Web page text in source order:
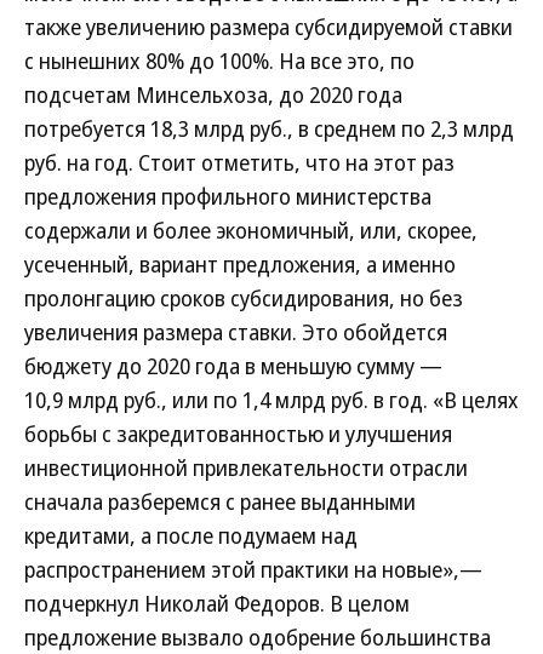
также увеличению размера субсидируемой ставки
с нынешних 80% до 100%. На все это, по
подсчетам Минсельхоза, до 2020 года
потребуется 18,3 млрд руб., в среднем по 2,3 млрд
руб. на год. Стоит отметить, что на этот раз
предложения профильного министерства
содержали и более экономичный, или, скорее,
усеченный, вариант предложения, а именно
пролонгацию сроков субсидирования, но без
увеличения размера ставки. Это обойдется
бюджету до 2020 года в меньшую сумму —
10,9 млрд руб., или по 1,4 млрд руб. в год. «В целях
борьбы с закредитованностью и улучшения
инвестиционной привлекательности отрасли
сначала разберемся с ранее выданными
кредитами, а после подумаем над
распространением этой практики на новые»,—
подчеркнул Николай Федоров. В целом
предложение вызвало одобрение большинства